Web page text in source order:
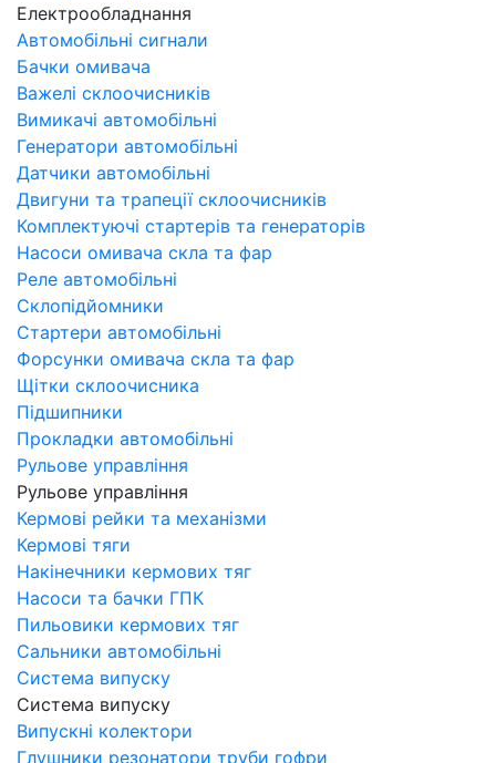
Електрообладнання
Автомобільні сигнали
Бачки омивача
Важелі склоочисників
Вимикачі автомобільні
Генератори автомобільні
Датчики автомобільні
Двигуни та трапеції склоочисників
Комплектуючі стартерів та генераторів
Насоси омивача скла та фар
Реле автомобільні
Склопідйомники
Стартери автомобільні
Форсунки омивача скла та фар
Щітки склоочисника
Підшипники
Прокладки автомобільні
Рульове управління
Рульове управління
Кермові рейки та механізми
Кермові тяги
Накінечники кермових тяг
Насоси та бачки ГПК
Пильовики кермових тяг
Сальники автомобільні
Система випуску
Система випуску
Випускні колектори
Глушники резонатори труби гофри